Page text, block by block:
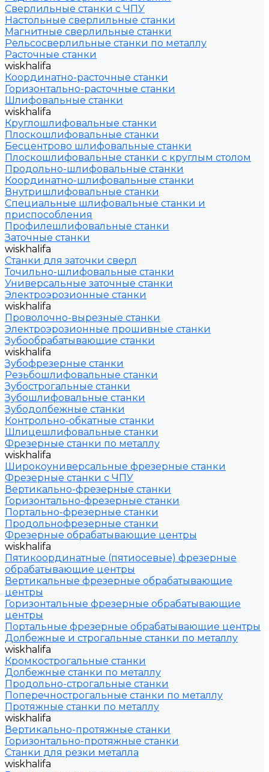
Сверлильные станки с ЧПУ
Настольные сверлильные станки
Магнитные сверлильные станки
Рельсосверлильные станки по металлу
Расточные станки
wiskhalifa
Координатно-расточные станки
Горизонтально-расточные станки
Шлифовальные станки
wiskhalifa
Круглошлифовальные станки
Плоскошлифовальные станки
Бесцентрово шлифовальные станки
Плоскошлифовальные станки с круглым столом
Продольно-шлифовальные станки
Координатно-шлифовальные станки
Внутришлифовальные станки
Специальные шлифовальные станки и
приспособления
Профилешлифовальные станки
Заточные станки
wiskhalifa
Станки для заточки сверл
Точильно-шлифовальные станки
Универсальные заточные станки
Электроэрозионные станки
wiskhalifa
Проволочно-вырезные станки
Электроэрозионные прошивные станки
Зубообрабатывающие станки
wiskhalifa
Зубофрезерные станки
Резьбошлифовальные станки
Зубострогальные станки
Зубошлифовальные станки
Зубодолбежные станки
Контрольно-обкатные станки
Шлицешлифовальные станки
Фрезерные станки по металлу
wiskhalifa
Широкоуниверсальные фрезерные станки
Фрезерные станки с ЧПУ
Вертикально-фрезерные станки
Горизонтально-фрезерные станки
Портально-фрезерные станки
Продольнофрезерные станки
Фрезерные обрабатывающие центры
wiskhalifa
Пятикоординатные (пятиосевые) фрезерные
обрабатывающие центры
Вертикальные фрезерные обрабатывающие
центры
Горизонтальные фрезерные обрабатывающие
центры
Портальные фрезерные обрабатывающие центры
Долбежные и строгальные станки по металлу
wiskhalifa
Кромкострогальные станки
Долбежные станки по металлу
Продольно-строгальные станки
Поперечнострогальные станки по металлу
Протяжные станки по металлу
wiskhalifa
Вертикально-протяжные станки
Горизонтально-протяжные станки
Станки для резки металла
wiskhalifa